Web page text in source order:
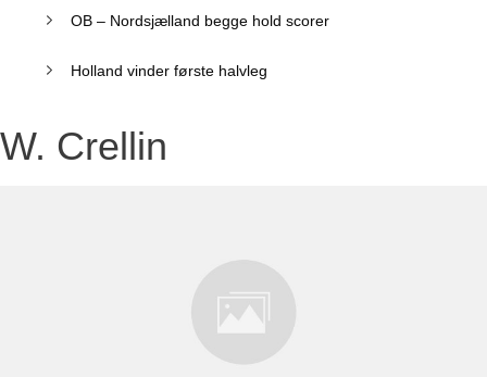
W. Crellin
OB – Nordsjælland begge hold scorer
Holland vinder første halvleg